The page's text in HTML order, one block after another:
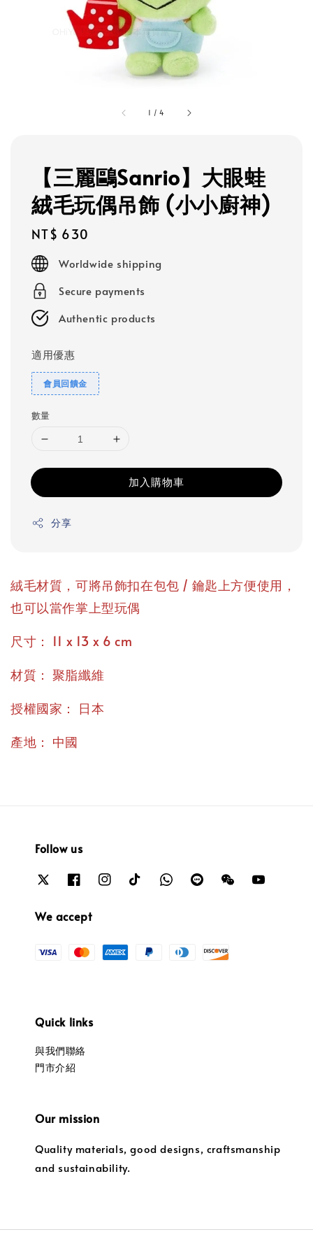
1 /4
【三麗鷗Sanrio】大眼蛙
絨毛玩偶吊飾 (小小廚神)
Regular
price
NT$ 630
Worldwide shipping
Secure payments
Authentic products
適用優惠
會員回饋金
數量
加入購物車
分享
絨毛材質，可將吊飾扣在包包 / 鑰匙上方便使用 ，
也可以當作掌上型玩偶
尺寸 ： 11 x 13 x 6 cm
材質 ： 聚脂纖維
授權國家 ： 日本
產地 ： 中國
Follow us
We accept
Quick links
與我們聯絡
門市介紹
Our mission
Quality materials, good designs, craftsmanship
and sustainability.